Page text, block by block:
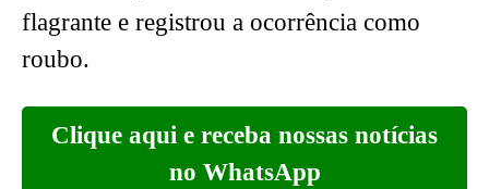
flagrante e registrou a ocorrência como
roubo.
Clique aqui e receba nossas notícias
no WhatsApp